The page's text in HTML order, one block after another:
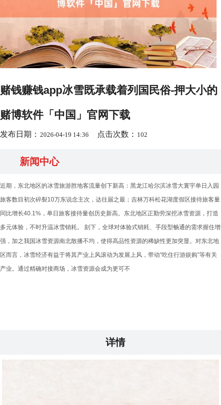
赌钱赚钱app冰雪既承载着列国民俗-押大小的
赌博软件「中国」官网下载
发布日期： 2026-04-19 14:36 点击次数： 102
新闻中心
近期，东北地区的冰雪旅游胜地客流量创下新高：黑龙江哈尔滨冰雪大寰宇单日入园
旅客数目初次碎裂10万东说念主次，达往届之最；吉林万科松花湖度假区接待旅客量
同比增长40.1%，单日旅客接待量创历史新高。东北地区正勤劳深挖冰雪资源，打造
多元体验，不时升温冰雪销耗。 刻下，全球对体验式销耗、手段型畅通的需求握住增
强，加之我国冰雪资源南北散播不均，使得高品性资源的稀缺性更加突显。对东北地
区而言，冰雪经济有益于将其产业上风滚动为发展上风，带动“吃住行游娱购”等有关
产业。通过精确对接商场，冰雪资源会成为更可不
详情